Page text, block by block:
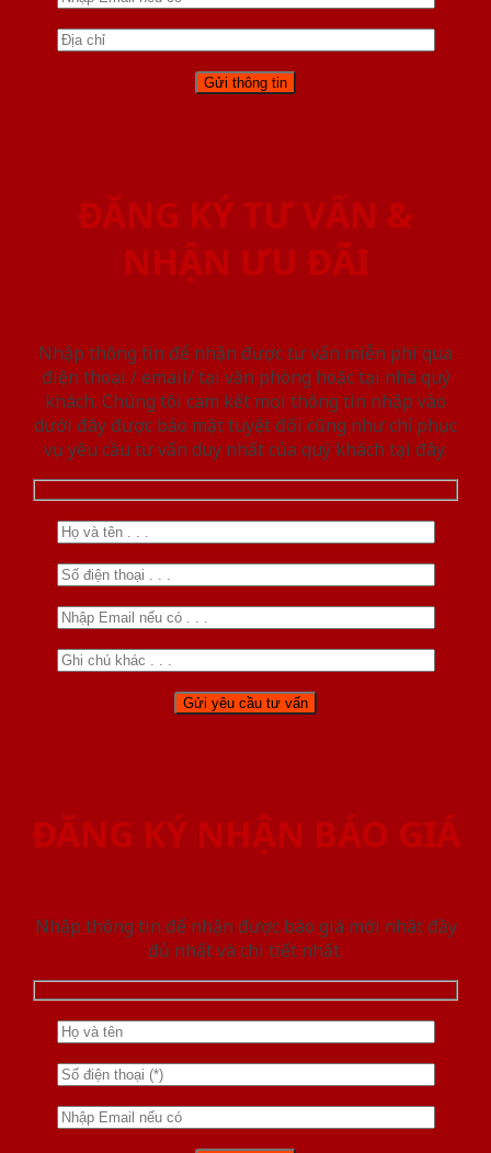
ĐĂNG KÝ TƯ VẤN &
NHẬN ƯU ĐÃI
Nhập thông tin để nhận được tư vấn miễn phí qua
điện thoại / email/ tại văn phòng hoặc tại nhà quý
khách. Chúng tôi cam kết mọi thông tin nhập vào
dưới đây được bảo mật tuyệt đối cũng như chỉ phục
vụ yêu cầu tư vấn duy nhất của quý khách tại đây.
ĐĂNG KÝ NHẬN BÁO GIÁ
Nhập thông tin để nhận được báo giá mới nhât đầy
đủ nhất và chi tiết nhất.